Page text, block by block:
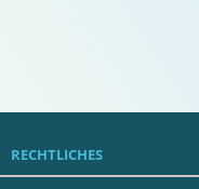
RECHTLICHES